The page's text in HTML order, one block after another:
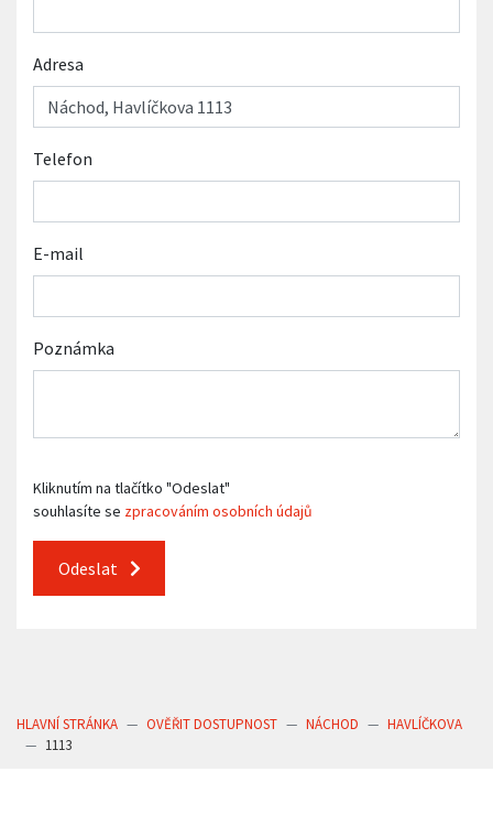
Adresa
Telefon
E-mail
Poznámka
Kliknutím na tlačítko "Odeslat"
souhlasíte se zpracováním osobních údajů
Odeslat
HLAVNÍ STRÁNKA OVĚŘIT DOSTUPNOST NÁCHOD
HAVLÍČKOVA
1113